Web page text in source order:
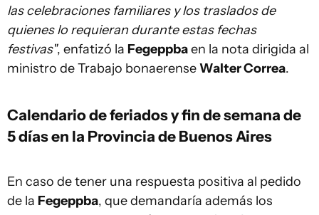
las celebraciones familiares y los traslados de
quienes lo requieran durante estas fechas
festivas", enfatizó la Fegeppbaen la nota dirigida al
ministro de Trabajo bonaerenseWalter Correa.
Calendario de feriados y fin de semana de
5 días en la Provincia de Buenos Aires
En caso de tener una respuesta positiva al pedido
de la Fegeppba, que demandaría además los